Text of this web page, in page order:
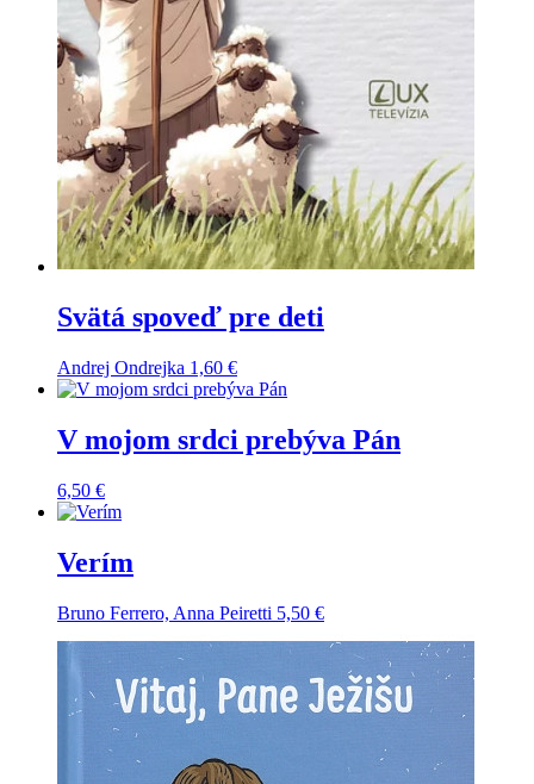
Svätá spoveď pre deti
Andrej Ondrejka 1,60 €
V mojom srdci prebýva Pán
6,50 €
Verím
Bruno Ferrero, Anna Peiretti 5,50 €